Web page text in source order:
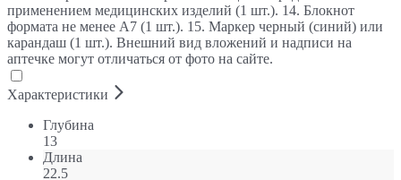
применением медицинских изделий (1 шт.). 14. Блокнот
формата не менее А7 (1 шт.). 15. Маркер черный (синий) или
карандаш (1 шт.). Внешний вид вложений и надписи на
аптечке могут отличаться от фото на сайте.
Характеристики
Глубина
13
Длина
22.5